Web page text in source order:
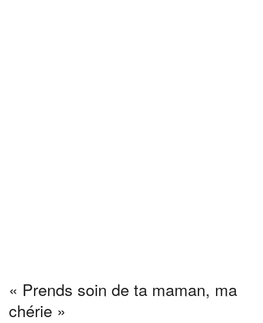
« Prends soin de ta maman, ma
chérie »